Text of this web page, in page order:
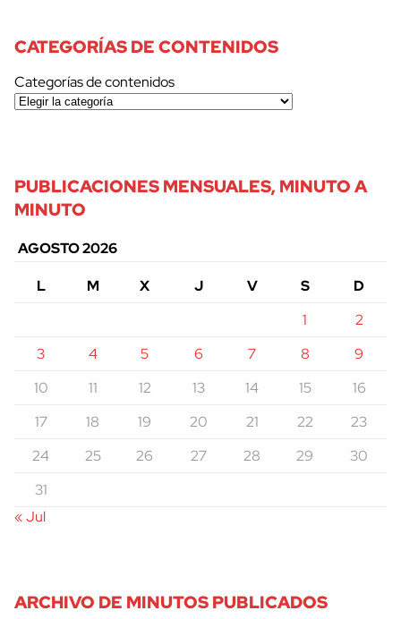
CATEGORÍAS DE CONTENIDOS
Categorías de contenidos
PUBLICACIONES MENSUALES, MINUTO A
MINUTO
AGOSTO 2026
L
M X J V S
D
1
2
3
4 5 6 7 8
9
10
11 12 13 14 15
16
17
18 19 20 21 22
23
24
25 26 27 28 29
30
31
« Jul
ARCHIVO DE MINUTOS PUBLICADOS